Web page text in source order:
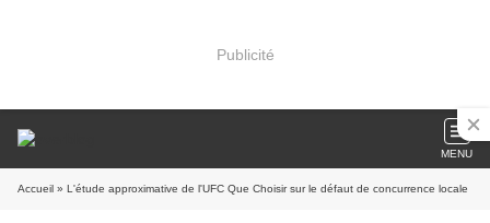
Publicité
MENU
Accueil » L'étude approximative de l'UFC Que Choisir sur le défaut de concurrence locale